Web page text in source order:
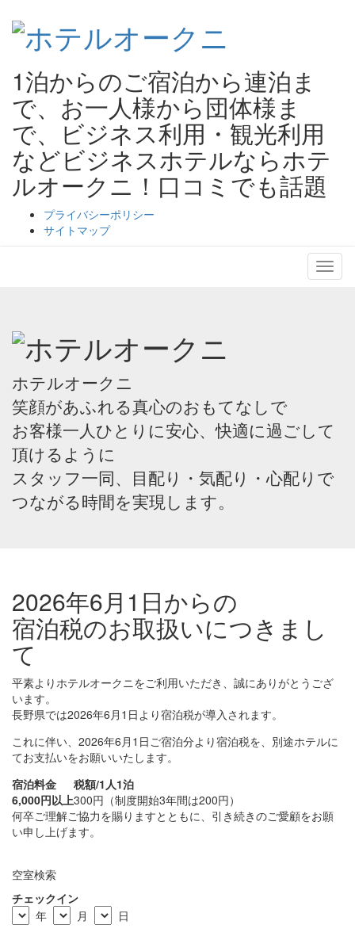
1泊からのご宿泊から連泊ま
で、お一人様から団体様ま
で、ビジネス利用・観光利用
などビジネスホテルならホテ
ルオークニ！口コミでも話題
プライバシーポリシー
サイトマップ
ホテルオークニ
笑顔があふれる真心のおもてなしで
お客様一人ひとりに安心、快適に過ごして
頂けるように
スタッフ一同、目配り・気配り・心配りで
つながる時間を実現します。
2026年6月1日からの
宿泊税のお取扱いにつきまし
て
平素よりホテルオークニをご利用いただき、誠にありがとうござ
います。
長野県では2026年6月1日より宿泊税が導入されます。
これに伴い、 2026年6月1日ご宿泊分より宿泊税を、別途ホテルに
てお支払いをお願いいたします。
宿泊料金
税額/1人1泊
6,000円以上300円（制度開始3年間は200円）
何卒ご理解ご協力を賜りますとともに、引き続きのご愛顧をお願
い申し上げます。
空室検索
チェックイン
年
月 日